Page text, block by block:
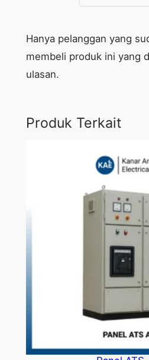
Hanya pelanggan yang
membeli produk ini yang
ulasan.
Produk Terkait